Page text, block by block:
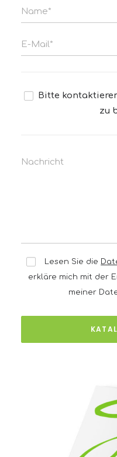
Bitte
zu
Lesen Sie die
erkläre mich mit der
meiner